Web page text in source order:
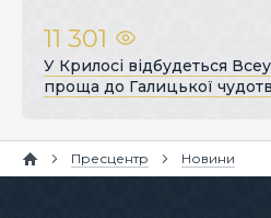
11 301
У Крилосі відбудеться
проща до Галицької
Пресцентр Новини